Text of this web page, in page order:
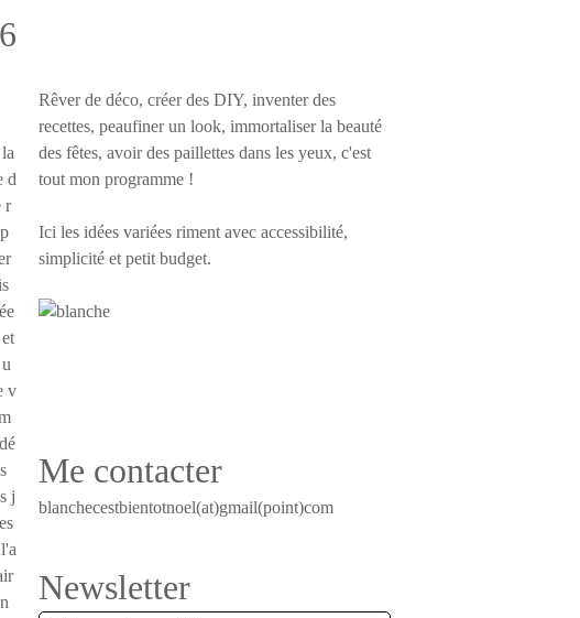
d
r
v
j
Rêver de déco, créer des DIY, inventer des
recettes, peaufiner un look, immortaliser la beauté
des fêtes, avoir des paillettes dans les yeux, c'est
tout mon programme !
Ici les idées variées riment avec accessibilité,
simplicité et petit budget.
Me contacter
blanchecestbientotnoel(at)gmail(point)com
Newsletter